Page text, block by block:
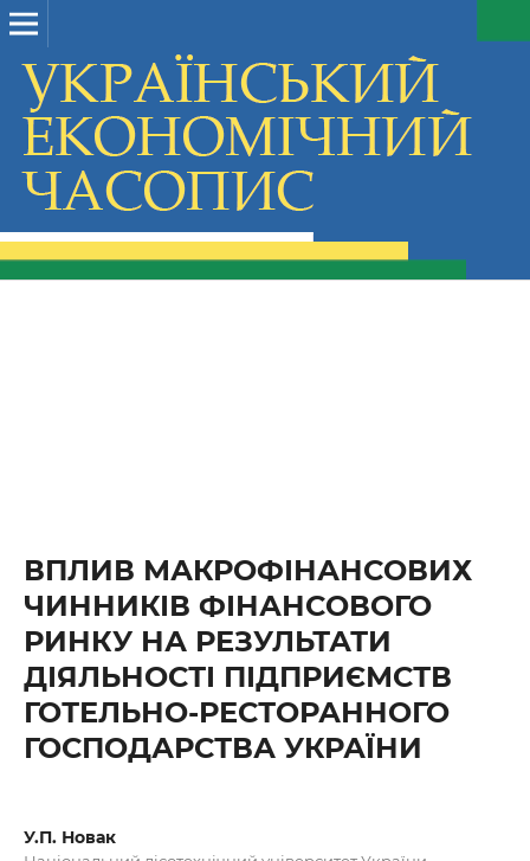
ВПЛИВ МАКРОФІНАНСОВИХ
ЧИННИКІВ ФІНАНСОВОГО
РИНКУ НА РЕЗУЛЬТАТИ
ДІЯЛЬНОСТІ ПІДПРИЄМСТВ
ГОТЕЛЬНО-РЕСТОРАННОГО
ГОСПОДАРСТВА УКРАЇНИ
У.П. Новак